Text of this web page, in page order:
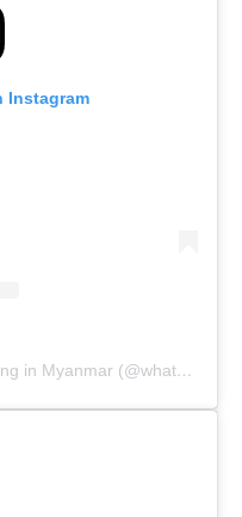
Instagram
A post shared by What’s happening in Myanmar (@whats.happening.in.myanmar)